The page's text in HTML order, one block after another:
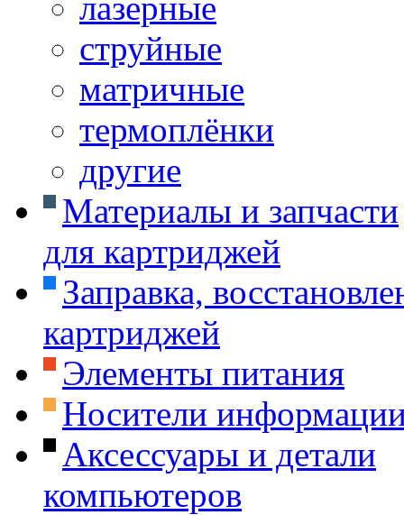
струйные
матричные
термоплёнки
другие
Материалы и запчасти
для картриджей
Заправка,
картриджей
Элементы питания
Носители
Аксессуары и детали
компьютеров